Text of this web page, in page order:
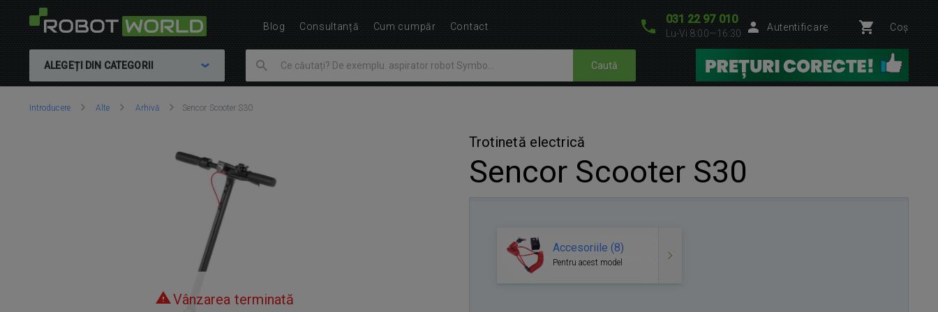
031 22 97 010
Lu-Vi 8:00—16:30
Autentificare Coș
ALEGEȚI DIN CATEGORII Caută
Vă
Introducere Alte Arhivă Sencor Scooter S30
Vânzarea terminată
Trotinetă electrică
Sencor Scooter S30
Accesoriile (8)
Pentru acest model
Blog Consultanță Cum cumpăr Contact